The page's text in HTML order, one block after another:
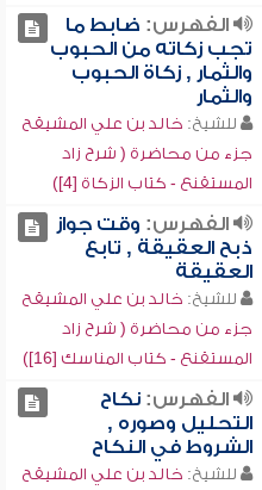
الفهرس: ضابط ما
تجب زكاته من الحبوب
والثمار , زكاة الحبوب
والثمار
للشيخ: خالد بن علي المشيقح
جزء من محاضرة ( شرح زاد
المستقنع - كتاب الزكاة [4])
الفهرس: وقت جواز
ذبح العقيقة , تابع
العقيقة
للشيخ: خالد بن علي المشيقح
جزء من محاضرة ( شرح زاد
المستقنع - كتاب المناسك [16])
الفهرس:نكاح
التحليل وصوره ,
الشروط في النكاح
للشيخ: خالد بن علي المشيقح